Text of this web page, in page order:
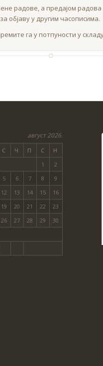
радове, а предајом
објаву у другим часописима.
га у потпуности у
август 2026.
С Ч П С Н
1
2
5 6 7 8
9
12 13 14 15
16
19 20 21 22
23
26 27 28 29
30